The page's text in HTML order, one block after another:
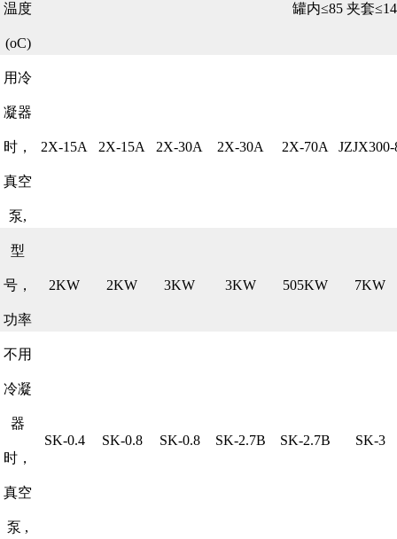
温度
(oC)
罐内≤85 夹套
用冷
凝器
时，
真空
泵,
2X-15A 2X-15A 2X-30A 2X-30A 2X-70A JZJX300-
型
号，
功率
2KW 2KW 3KW 3KW 505KW 7KW
不用
冷凝
器
时，
真空
泵 ,
SK-0.4 SK-0.8 SK-0.8 SK-2.7B SK-2.7B SK-3